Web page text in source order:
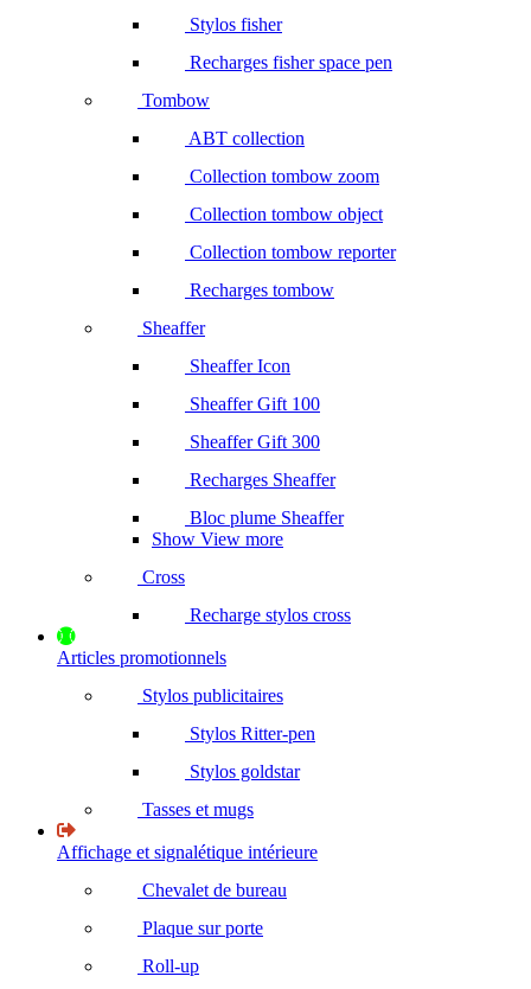
Stylos fisher
Recharges fisher space pen
Tombow
ABT collection
Collection tombow zoom
Collection tombow object
Collection tombow reporter
Recharges tombow
Sheaffer
Sheaffer Icon
Sheaffer Gift 100
Sheaffer Gift 300
Recharges Sheaffer
Bloc plume Sheaffer
Show View more
Cross
Recharge stylos cross
Articles promotionnels
Stylos publicitaires
Stylos Ritter-pen
Stylos goldstar
Tasses et mugs
Affichage et signalétique intérieure
Chevalet de bureau
Plaque sur porte
Roll-up